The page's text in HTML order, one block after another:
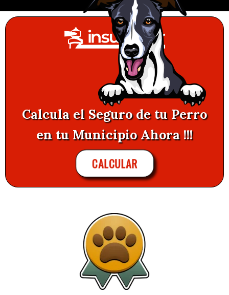
Calcula el Seguro de tu Perro
en tu Municipio Ahora !!!
CALCULAR